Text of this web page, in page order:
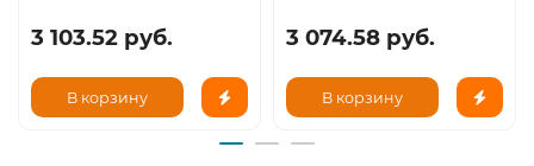
3 103.52 руб.
В корзину
3 074.58 руб.
В корзину